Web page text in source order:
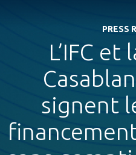
PRESS
L’IFC et
signent